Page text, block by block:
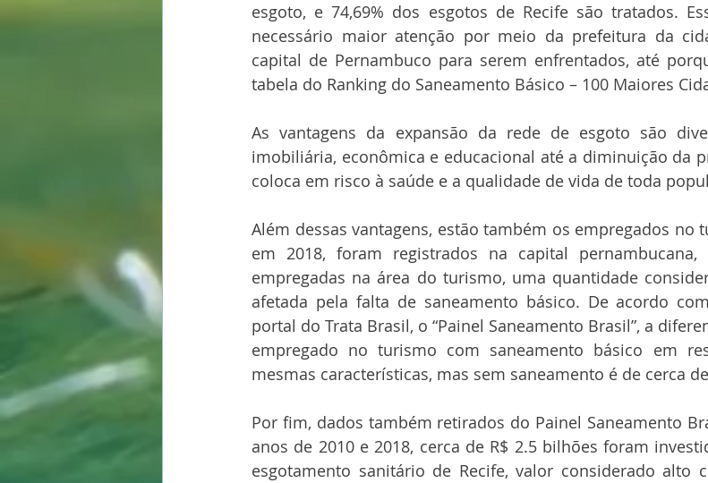
esgoto, e 74,69% dos esgotos de Recife são tratados.
necessário maior atenção por meio da prefeitura da
capital de Pernambuco para serem enfrentados, até
tabela do Ranking do Saneamento Básico – 100 Maiores
As vantagens da expansão da rede de esgoto são
imobiliária, econômica e educacional até a diminuição da
coloca em risco à saúde e a qualidade de vida de toda
Além dessas vantagens, estão também os empregados no
em 2018, foram registrados na capital
empregadas na área do turismo, uma quantidade
afetada pela falta de saneamento básico. De acordo
portal do Trata Brasil, o “Painel Saneamento Brasil”, a
empregado no turismo com saneamento básico em
mesmas características, mas sem saneamento é de cerca
Por fim, dados também retirados do Painel Saneamento
anos de 2010 e 2018, cerca de R$ 2.5 bilhões foram
esgotamento sanitário de Recife, valor considerado alto